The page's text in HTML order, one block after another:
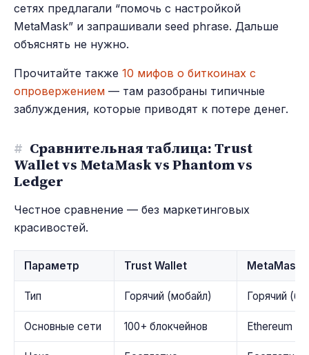
сетях предлагали “помочь с настройкой
MetaMask” и запрашивали seed phrase. Дальше
объяснять не нужно.
Прочитайте также 10 мифов о биткоинах с
опровержением — там разобраны типичные
заблуждения, которые приводят к потере денег.
# Сравнительная таблица: Trust
Wallet vs MetaMask vs Phantom vs
Ledger
Честное сравнение — без маркетинговых
красивостей.
Параметр Trust Wallet MetaMask
Тип Горячий (мобайл) Горячий
Основные сети 100+ блокчейнов Ethereum +